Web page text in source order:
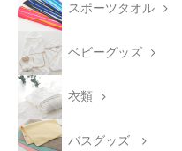
スポーツタオル
ベビーグッズ
衣類
バスグッズ